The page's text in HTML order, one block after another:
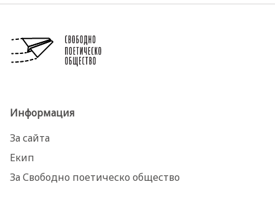
Информация
За сайта
Екип
За Свободно поетическо общество